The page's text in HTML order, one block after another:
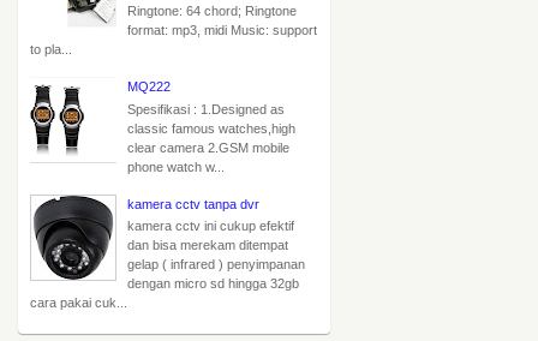
Ringtone: 64 chord; Ringtone
format: mp3, midi Music: support
to pla...
MQ222
Spesifikasi : 1.Designed as
classic famous watches,high
clear camera 2.GSM mobile
phone watch w...
kamera cctv tanpa dvr
kamera cctv ini cukup efektif
dan bisa merekam ditempat
gelap ( infrared ) penyimpanan
dengan micro sd hingga 32gb
cara pakai cuk...